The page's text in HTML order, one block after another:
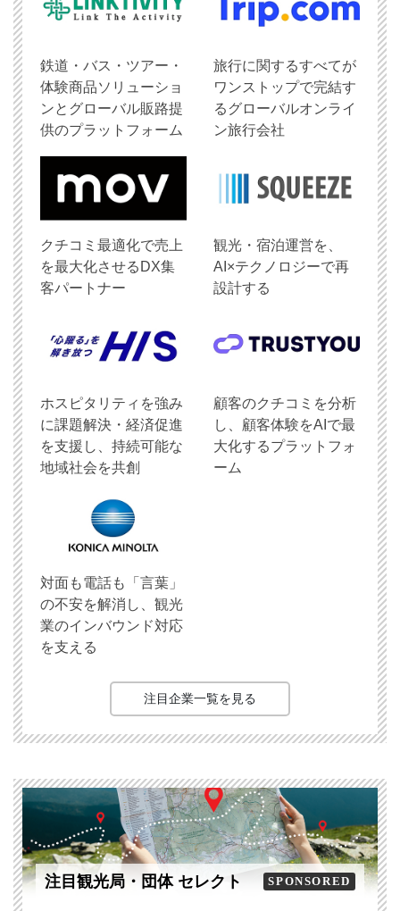
鉄道・バス・ツアー・
体験商品ソリューショ
ンとグローバル販路提
供のプラットフォーム
旅行に関するすべてが
ワンストップで完結す
るグローバルオンライ
ン旅行会社
クチコミ最適化で売上
を最大化させるDX集
客パートナー
観光・宿泊運営を、
AI×テクノロジーで再
設計する
ホスピタリティを強み
に課題解決・経済促進
を支援し、持続可能な
地域社会を共創
顧客のクチコミを分析
し、顧客体験をAIで最
大化するプラットフォ
ーム
対面も電話も「言葉」
の不安を解消し、観光
業のインバウンド対応
を支える
注目企業一覧を見る
注目観光局・団体 セレクト SPONSORED